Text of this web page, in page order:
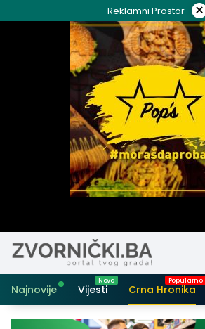
to
Reklamni Prostor ×
Najnovije Vijesti Crna Hronika